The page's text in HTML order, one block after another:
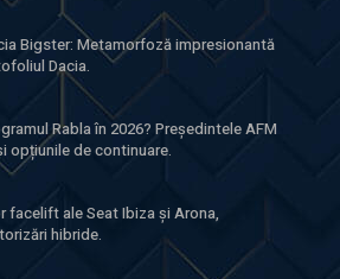
Bigster: Metamorfoză impresionantă
Dacia.
Rabla în 2026? Președintele AFM
opțiunile de continuare.
facelift ale Seat Ibiza și Arona,
hibride.